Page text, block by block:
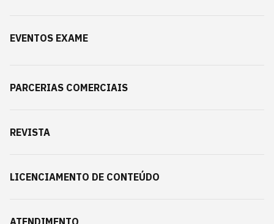
EVENTOS EXAME
PARCERIAS COMERCIAIS
REVISTA
LICENCIAMENTO DE CONTEÚDO
ATENDIMENTO